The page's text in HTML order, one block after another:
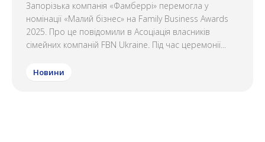
Запорізька компанія «Фамберрі» перемогла у
номінації «Малий бізнес» на Family Business Awards
2025. Про це повідомили в Асоціація власників
сімейних компаній FBN Ukraine. Під час церемонії...
Новини